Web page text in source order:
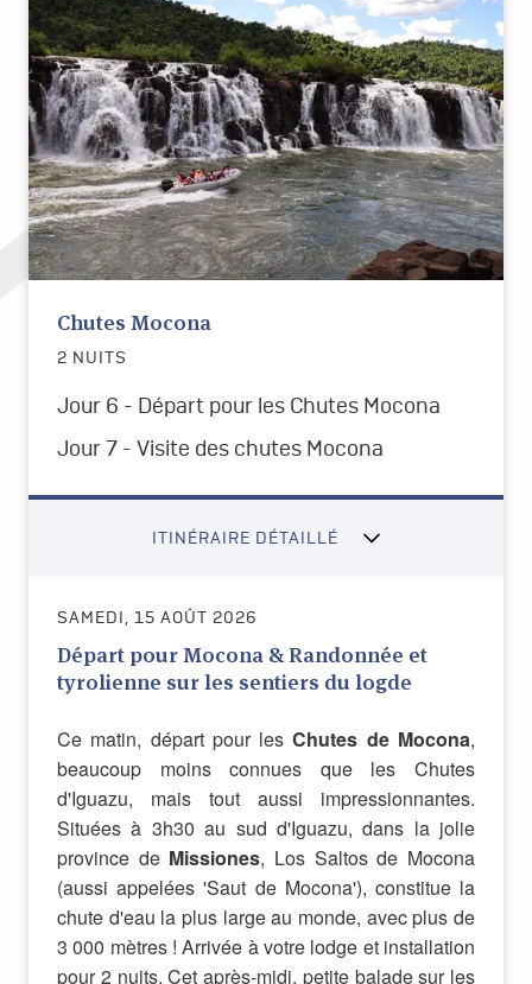
Chutes Mocona
2 NUITS
Jour 6 - Départ pour les Chutes Mocona
Jour 7 - Visite des chutes Mocona
ITINÉRAIRE DÉTAILLÉ
SAMEDI, 15 AOÛT 2026
Départ pour Mocona & Randonnée et
tyrolienne sur les sentiers du logde
Ce matin, départ pour lesChutes de Mocona,
beaucoup moins connues que les Chutes
d'Iguazu, mais tout aussi impressionnantes.
Situées à 3h30 au sud d'Iguazu, dans la jolie
province de Missiones, Los Saltos de Mocona
(aussi appelées 'Saut de Mocona'), constitue la
chute d'eau la plus large au monde, avec plus de
3 000 mètres ! Arrivée à votre lodge et installation
pour 2 nuits. Cet après-midi, petite balade sur les